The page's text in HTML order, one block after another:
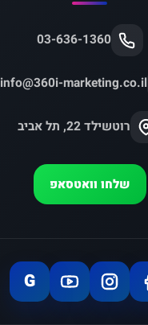
03-636-1360
info@360i-marketing.co.il
רוטשילד 22, תל אביב
שלחו וואטסאפ
G